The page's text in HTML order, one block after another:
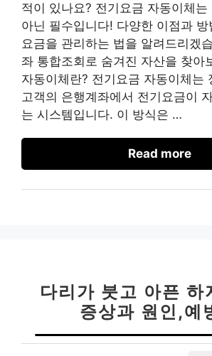
적이 있나요? 전기요금 자동이체는
아닌 필수입니다! 다양한 이점과 방
요금을 관리하는 법을 알려드리겠
좌 통합조회로 숨겨진 자산을 찾아
자동이체란? 전기요금 자동이체는
고객의 은행계좌에서 전기요금이
는 시스템입니다. 이 방식은 …
Read more
다리가 붓고 아픈 하
증상과 원인,예